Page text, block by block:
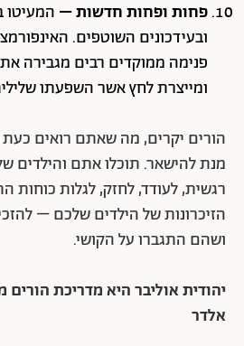
פחות ופחות חדשות – המעיטו
ובעידכונים השוטפים.
פנימה ממוקדים רבים מגבירה
ומייצרת לחץ אשר השפעתו
הורים יקרים, מה שאתם רואים כעת
מנת להישאר. תוכלו אתם והילדים
רגשית, לעודד, לחזק, לגלות כוחות
הזיכרונות של הילדים שלכם –
ושהם התגברו על הקושי.
יהודית אוליבר היא מדריכת
אלדר